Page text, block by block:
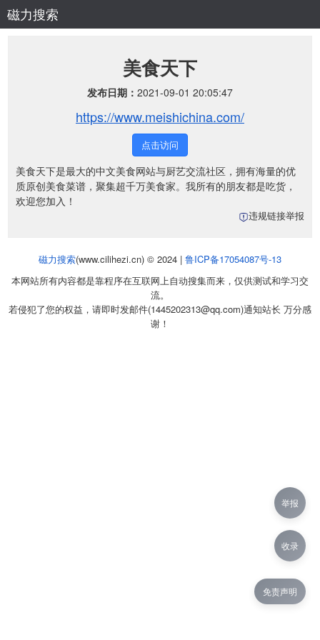
磁力搜索
美食天下
发布日期： 2021-09-01 20:05:47
https://www.meishichina.com/
点击访问
美食天下是最大的中文美食网站与厨艺交流社区，拥有海量的优
质原创美食菜谱，聚集超千万美食家。我所有的朋友都是吃货，
欢迎您加入！
违规链接举报
磁力搜索(www.cilihezi.cn) © 2024 | 鲁ICP备17054087号-13
本网站所有内容都是靠程序在互联网上自动搜集而来，仅供测试和学习交
流。
若侵犯了您的权益，请即时发邮件(1445202313@qq.com)通知站长 万分感
谢！
免责声明
举报
收录